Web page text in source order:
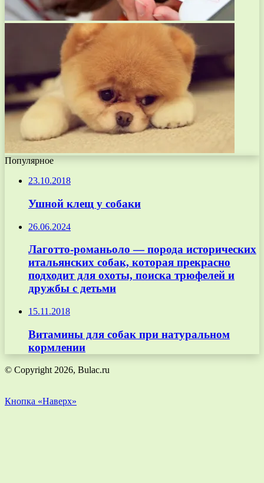
Популярное
23.10.2018
Ушной клещ у собаки
26.06.2024
Лаготто-романьоло — порода исторических
итальянских собак, которая прекрасно
подходит для охоты, поиска трюфелей и
дружбы с детьми
15.11.2018
Витамины для собак при натуральном
кормлении
© Copyright 2026, Bulac.ru
Кнопка «Наверх»